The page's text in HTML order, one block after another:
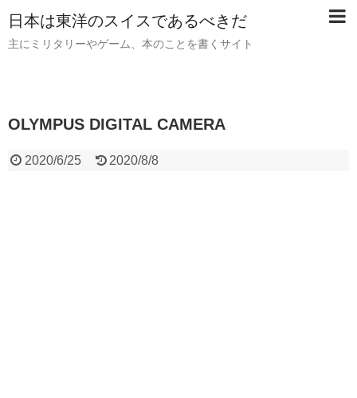
日本は東洋のスイスであるべきだ
主にミリタリーやゲーム、本のことを書くサイト
OLYMPUS DIGITAL CAMERA
2020/6/25 2020/8/8